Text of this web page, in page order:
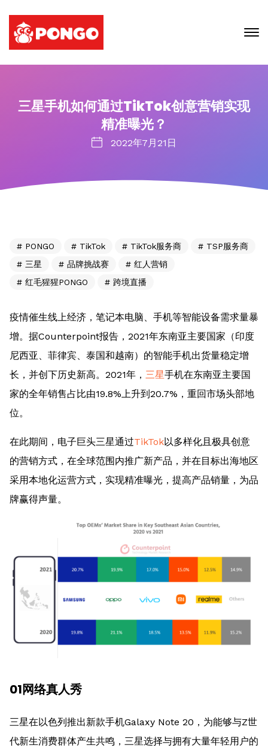
三星手机如何通过TikTok创意营销实现
精准曝光？
2022年7月21日
PONGO TikTok TikTok服务商
TSP服务商
三星
品牌挑战赛
红人营销
红毛猩猩PONGO
跨境直播
疫情催生线上经济，笔记本电脑、手机等智能设备需求量暴
增。据Counterpoint报告，2021年东南亚主要国家（印度
尼西亚、菲律宾、泰国和越南）的智能手机出货量稳定增
长，并创下历史新高。2021年， 三星手机在东南亚主要国
家的全年销售占比由19.8%上升到20.7%，重回市场头部地
位。
在此期间，电子巨头三星通过TikTok以多样化且极具创意
的营销方式，在全球范围内推广新产品，并在目标出海地区
采用本地化运营方式，实现精准曝光，提高产品销量，为品
牌赢得声量。
01网络真人秀
三星在以色列推出新款手机Galaxy Note 20，为能够与Z世
代新生消费群体产生共鸣，三星选择与拥有大量年轻用户的